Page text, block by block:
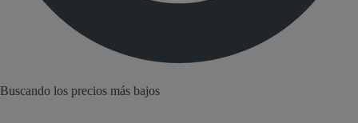
Buscando los precios más bajos